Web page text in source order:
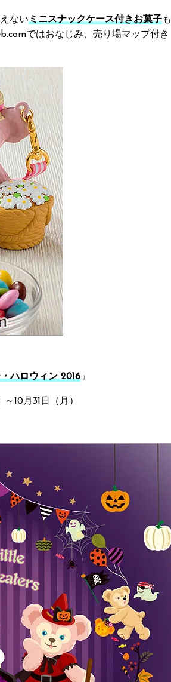
ないミニスナックケース付きお菓子も
ではおなじみ、売り場マップ付き
ハロウィン 2016」
10月31日（月）